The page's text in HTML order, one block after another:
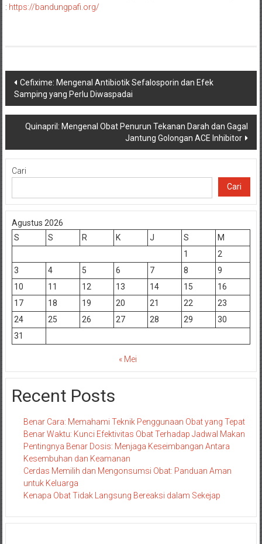
: https://bandungpafi.org/
Navigasi
pos
Cefixime: Mengenal Antibiotik Sefalosporin dan Efek
Samping yang Perlu Diwaspadai
Quinapril: Mengenal Obat Penurun Tekanan Darah dan Gagal
Jantung Golongan ACE Inhibitor
Cari
Cari
Agustus 2026
S
S R K J S
M
1
2
3
4 5 6 7 8
9
10
11 12 13 14 15
16
17
18 19 20 21 22
23
24
25 26 27 28 29
30
31
« Mei
Recent Posts
Benar Cara: Memahami Teknik Penggunaan Obat yang Tepat
Benar Waktu: Kunci Efektivitas Obat Terhadap Jadwal Makan
Pentingnya Benar Dosis: Menjaga Keseimbangan Antara
Kesembuhan dan Keamanan
Cerdas Memilih dan Mengonsumsi Obat: Panduan Aman
untuk Keluarga
Kenapa Obat Tidak Langsung Bereaksi dalam Sekejap